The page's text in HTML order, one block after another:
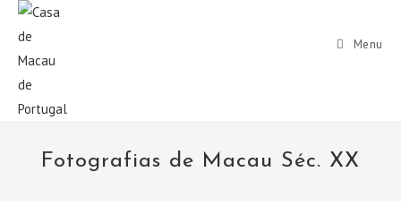
Menu
Fotografias de Macau Séc. XX